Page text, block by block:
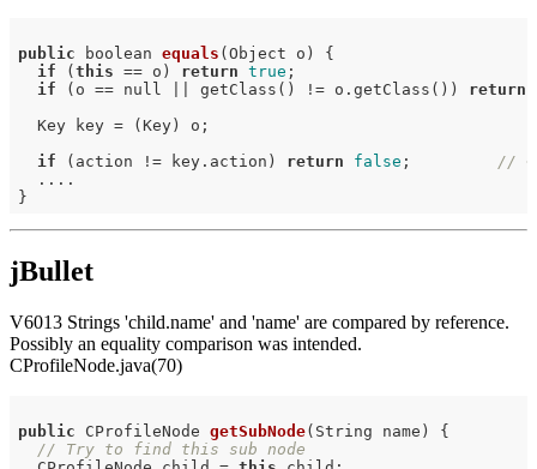
public boolean equals (Object o)
{
if ( this == o) return true ;
if (o == null || getClass() != o.getClass()) return
  Key key = (Key) o;
if (action != key.action) return false ;
//
  ....
jBullet
V6013 Strings 'child.name' and 'name' are compared by reference.
Possibly an equality comparison was intended.
CProfileNode.java(70)
public CProfileNode getSubNode(String name)
{
// Try to find this sub node